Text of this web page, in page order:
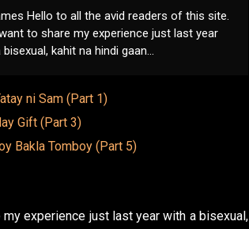
Hello to all the avid readers of this site.
want to share my experience just last year
kahit na hindi gaan...
ni Sam (Part 1)
Gift (Part 3)
Bakla Tomboy (Part 5)
experience just last year with a bisexual,